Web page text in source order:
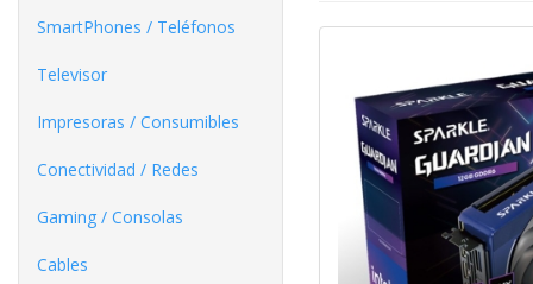
SmartPhones / Teléfonos
Televisor
Impresoras / Consumibles
Conectividad / Redes
Gaming / Consolas
Cables